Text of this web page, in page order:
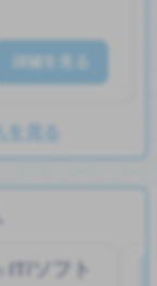
詳細を見る
見る
IT/ソフト